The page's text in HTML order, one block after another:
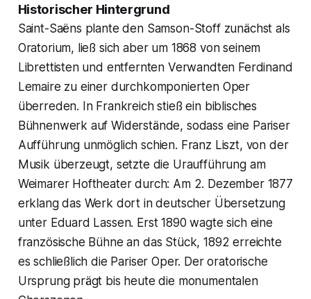
Historischer Hintergrund
Saint-Saëns plante den Samson-Stoff zunächst als
Oratorium, ließ sich aber um 1868 von seinem
Librettisten und entfernten Verwandten Ferdinand
Lemaire zu einer durchkomponierten Oper
überreden. In Frankreich stieß ein biblisches
Bühnenwerk auf Widerstände, sodass eine Pariser
Aufführung unmöglich schien. Franz Liszt, von der
Musik überzeugt, setzte die Uraufführung am
Weimarer Hoftheater durch: Am 2. Dezember 1877
erklang das Werk dort in deutscher Übersetzung
unter Eduard Lassen. Erst 1890 wagte sich eine
französische Bühne an das Stück, 1892 erreichte
es schließlich die Pariser Oper. Der oratorische
Ursprung prägt bis heute die monumentalen